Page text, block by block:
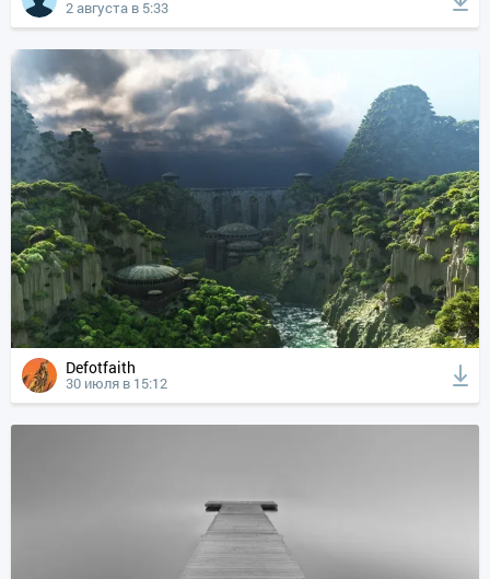
2 августа в 5:33
Defotfaith
30 июля в 15:12